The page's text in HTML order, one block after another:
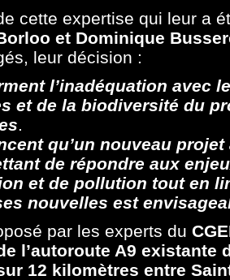
cette expertise qui leur a
et Dominique
leur décision :
l’inadéquation avec
et de la biodiversité du
.
qu’un nouveau
de répondre aux
et de pollution tout en
nouvelles est
par les experts du
l’autoroute A9 existante
12 kilomètres entre